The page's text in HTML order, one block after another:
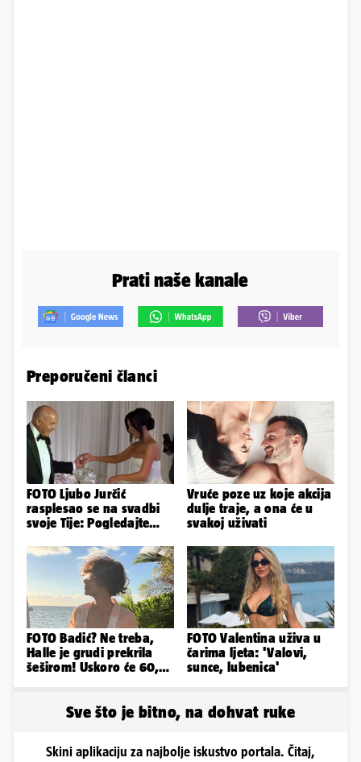
Prati naše kanale
Preporučeni članci
FOTO Ljubo Jurčić
rasplesao se na svadbi
svoje Tije: Pogledajte
vjenčanje...
Vruće poze uz koje akcija
dulje traje, a ona će u
svakoj uživati
FOTO Badić? Ne treba,
Halle je grudi prekrila
šeširom! Uskoro će 60,
FOTO Valentina uživa u
čarima ljeta: 'Valovi,
sunce, lubenica'
Sve što je bitno, na dohvat ruke
Skini aplikaciju za najbolje iskustvo portala. Čitaj,